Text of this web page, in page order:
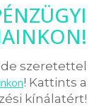
szeretettel
! Kattints a
kínálatért!